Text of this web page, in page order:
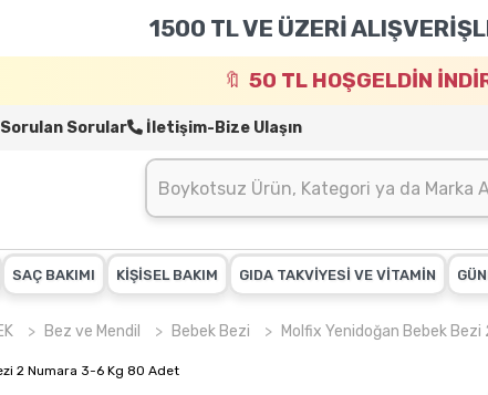
1500 TL VE ÜZERİ
50 TL HOŞGELDİN
Sorulan Sorular İletişim-Bize Ulaşın
SAÇ BAKIMI KİŞİSEL BAKIM GIDA TAKVİYESİ VE VİTAMİN
Bez ve Mendil Bebek Bezi Molfix Yenidoğan Bebek